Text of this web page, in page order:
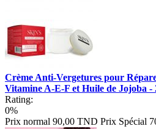
Crème Anti-Vergetures pour
Vitamine A-E-F et Huile de Jojoba -
Rating:
0%
Prix normal 90,00 TND Prix Spécial